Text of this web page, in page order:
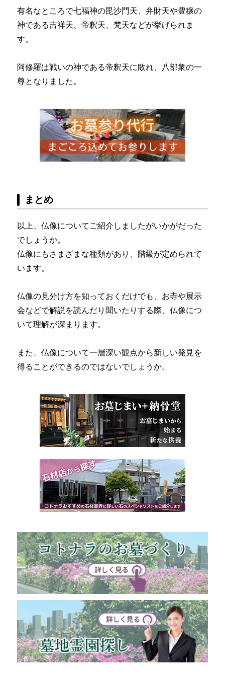
有名なところで七福神の毘沙門天、弁財天や豊穣の
神である吉祥天、帝釈天、梵天などが挙げられま
す。
阿修羅は戦いの神である帝釈天に敗れ、八部衆の一
尊となりました。
まとめ
以上、仏像についてご紹介しましたがいかがだった
でしょうか。
仏像にもさまざまな種類があり、階級が定められて
います。
仏像の見分け方を知っておくだけでも、お寺や展示
会などで解説を読んだり聞いたりする際、仏像につ
いて理解が深まります。
また、仏像について一層深い観点から新しい発見を
得ることができるのではないでしょうか。